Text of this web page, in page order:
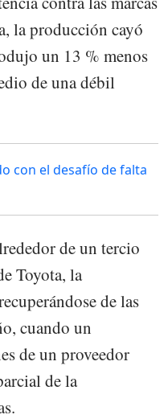
la producción cayó
un 13 % menos
de una débil
con el desafío de falta
de un tercio
Toyota, la
de las
cuando un
de un proveedor
de la